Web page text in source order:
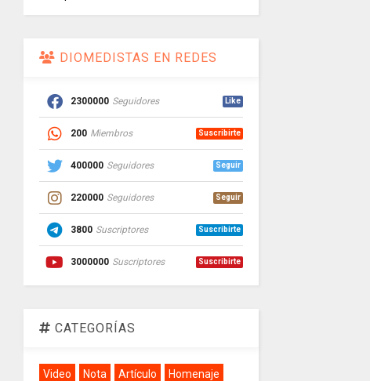
DIOMEDISTAS EN REDES
2300000 Seguidores Like
200 Miembros Suscribirte
400000 Seguidores Seguir
220000 Seguidores Seguir
3800 Suscriptores Suscribirte
3000000 Suscriptores Suscribirte
CATEGORÍAS
Video Nota Artículo
Homenaje